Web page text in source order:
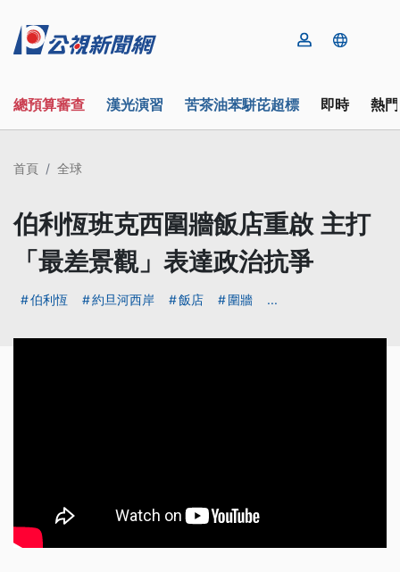
總預算審查 漢光演習 苦茶油苯駢芘超標 即時 熱
首頁 全球
伯利恆班克西圍牆飯店重啟 主打
「最差景觀」表達政治抗爭
伯利恆 約旦河西岸 飯店 圍牆 ...